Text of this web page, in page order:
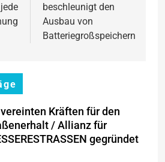
beschleunigt den
Ausbau von
Batteriegroßspeichern
Kräften für den
/ Allianz für
gegründet